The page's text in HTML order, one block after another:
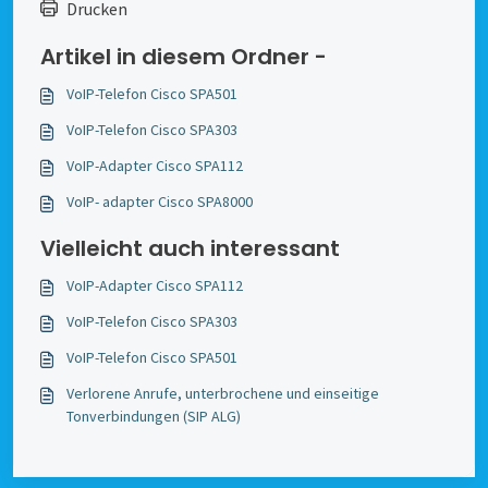
Drucken
Artikel in diesem Ordner -
VoIP-Telefon Cisco SPA501
VoIP-Telefon Cisco SPA303
VoIP-Adapter Cisco SPA112
VoIP- adapter Cisco SPA8000
Vielleicht auch interessant
VoIP-Adapter Cisco SPA112
VoIP-Telefon Cisco SPA303
VoIP-Telefon Cisco SPA501
Verlorene Anrufe, unterbrochene und einseitige
Tonverbindungen (SIP ALG)